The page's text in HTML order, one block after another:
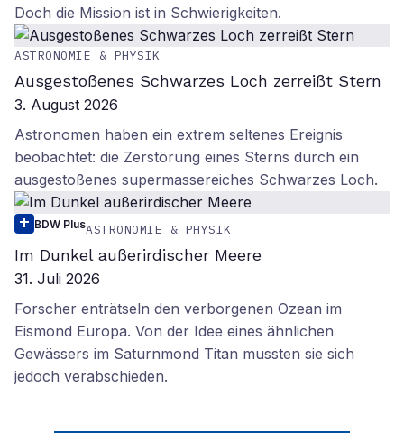
Doch die Mission ist in Schwierigkeiten.
ASTRONOMIE & PHYSIK
Ausgestoßenes Schwarzes Loch zerreißt Stern
3. August 2026
Astronomen haben ein extrem seltenes Ereignis
beobachtet: die Zerstörung eines Sterns durch ein
ausgestoßenes supermassereiches Schwarzes Loch.
BDW PlusASTRONOMIE & PHYSIK
Im Dunkel außerirdischer Meere
31. Juli 2026
Forscher enträtseln den verborgenen Ozean im
Eismond Europa. Von der Idee eines ähnlichen
Gewässers im Saturnmond Titan mussten sie sich
jedoch verabschieden.